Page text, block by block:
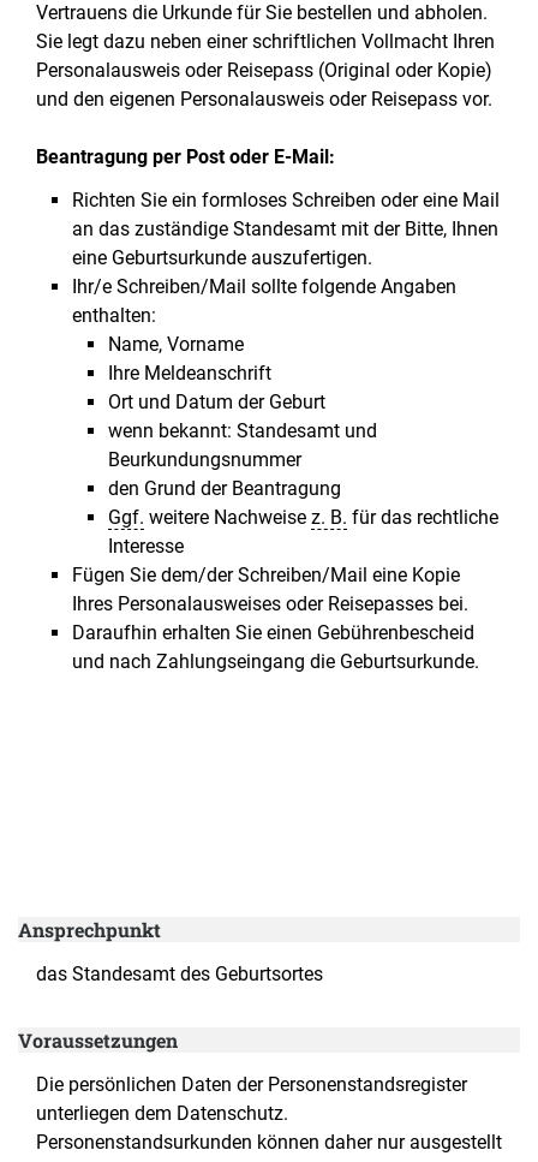
Vertrauens die Urkunde für Sie bestellen und abholen.
Sie legt dazu neben einer schriftlichen Vollmacht Ihren
Personalausweis oder Reisepass (Original oder Kopie)
und den eigenen Personalausweis oder Reisepass vor.
Beantragung per Post oder E-Mail:
Richten Sie ein formloses Schreiben oder eine Mail
an das zuständige Standesamt mit der Bitte, Ihnen
eine Geburtsurkunde auszufertigen.
Ihr/e Schreiben/Mail sollte folgende Angaben
enthalten:
Name, Vorname
Ihre Meldeanschrift
Ort und Datum der Geburt
wenn bekannt: Standesamt und
Beurkundungsnummer
den Grund der Beantragung
Ggf. weitere Nachweise z. B. für das rechtliche
Interesse
Fügen Sie dem/der Schreiben/Mail eine Kopie
Ihres Personalausweises oder Reisepasses bei.
Daraufhin erhalten Sie einen Gebührenbescheid
und nach Zahlungseingang die Geburtsurkunde.
Ansprechpunkt
das Standesamt des Geburtsortes
Voraussetzungen
Die persönlichen Daten der Personenstandsregister
unterliegen dem Datenschutz.
Personenstandsurkunden können daher nur ausgestellt